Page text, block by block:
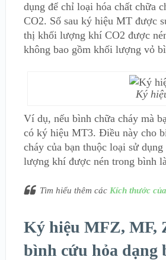
dụng để chỉ loại hóa chất chữa
CO2. Số sau ký hiệu MT được
thị khối lượng khí CO2 được
không bao gồm khối lượng vỏ
Ký
Ví dụ, nếu bình chữa cháy mà
có ký hiệu MT3. Điều này cho
cháy của bạn thuộc loại sử
lượng khí được nén trong bình
Tìm hiểu thêm các Kích thước
Ký hiệu MFZ, MF,
bình cứu hỏa dạng